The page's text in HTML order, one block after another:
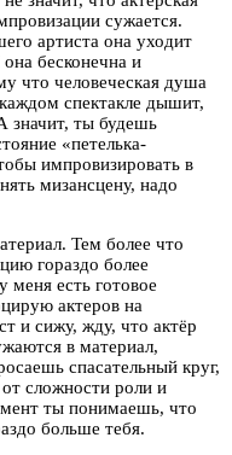
сужается.
артиста она уходит
бесконечна и
что человеческая душа
спектакле дышит,
значит, ты будешь
«петелька-
импровизировать в
мизансцену, надо
Тем более что
гораздо более
меня есть готовое
актеров на
и сижу, жду, что актёр
в материал,
спасательный круг,
сложности роли и
ты понимаешь, что
больше тебя.